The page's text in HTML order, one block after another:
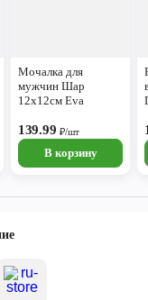
Мочалка для
мужчин Шар
12х12см Eva
139.99 ₽/шт
В корзину